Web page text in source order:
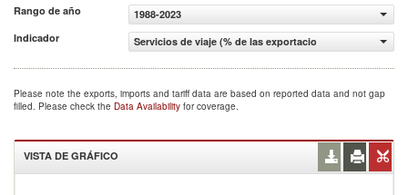
Rango de año
1988-2023
Indicador
Servicios de viaje (% de las exportaciones de servicios,
Please note the exports, imports and tariff data are based on reported data and not gap
filled. Please check the Data Availability for coverage.
VISTA DE GRÁFICO